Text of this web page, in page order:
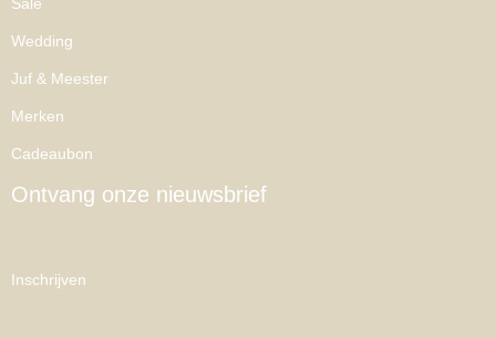
Sale
Wedding
Juf & Meester
Merken
Cadeaubon
Ontvang onze nieuwsbrief
Inschrijven